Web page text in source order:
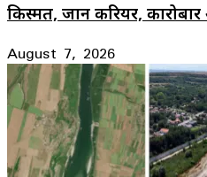
किस्मत, जानें करियर,
August 7, 2026